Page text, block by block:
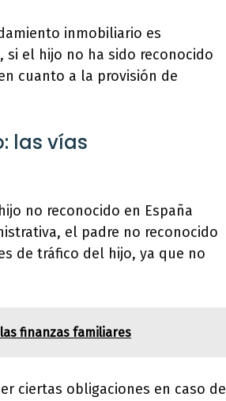
inmobiliario es
el hijo no ha sido reconocido
cuanto a la provisión de
las vías
no reconocido en España
el padre no reconocido
de tráfico del hijo, ya que no
finanzas familiares
ciertas obligaciones en caso de